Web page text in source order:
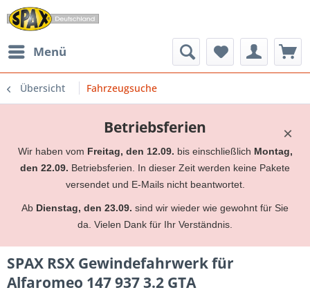
Menü
Übersicht Fahrzeugsuche
×
Betriebsferien
Wir haben vom Freitag, den 12.09. bis einschließlich Montag,
den 22.09. Betriebsferien. In dieser Zeit werden keine Pakete
versendet und E-Mails nicht beantwortet.
Ab Dienstag, den 23.09. sind wir wieder wie gewohnt für Sie
da. Vielen Dank für Ihr Verständnis.
SPAX RSX Gewindefahrwerk für
Alfaromeo 147 937 3.2 GTA